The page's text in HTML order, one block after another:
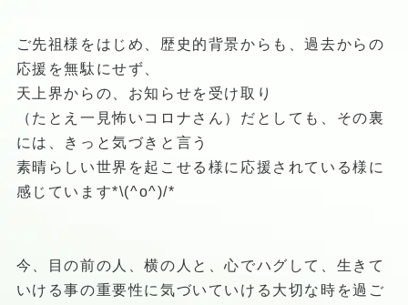
ご先祖様をはじめ、歴史的背景からも、過去からの
応援を無駄にせず、
天上界からの、お知らせを受け取り
（たとえ一見怖いコロナさん）だとしても、その裏
には、きっと気づきと言う
素晴らしい世界を起こせる様に応援されている様に
感じています*\(^o^)/*
今、目の前の人、横の人と、心でハグして、生きて
いける事の重要性に気づいていける大切な時を過ご